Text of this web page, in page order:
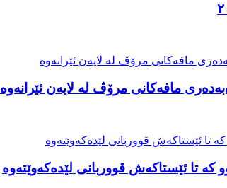
مافەکانی مرۆڤ لە لایەن ئێرانەوە
کە تا ئێستاکەش قووربانی لێدەکەوێتەوە